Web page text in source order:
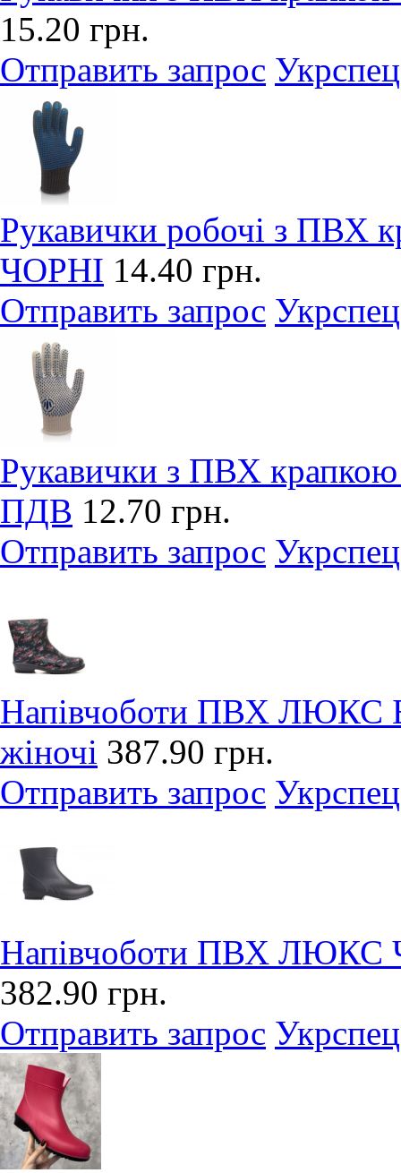
15.20 грн.
Отправить запрос
Рукавички робочі з ПВХ
ЧОРНІ 14.40 грн.
Отправить запрос
Рукавички з ПВХ крапкою
ПДВ 12.70 грн.
Отправить запрос
Напівчоботи ПВХ
жіночі 387.90 грн.
Отправить запрос
Напівчоботи ПВХ ЛЮКС
382.90 грн.
Отправить запрос